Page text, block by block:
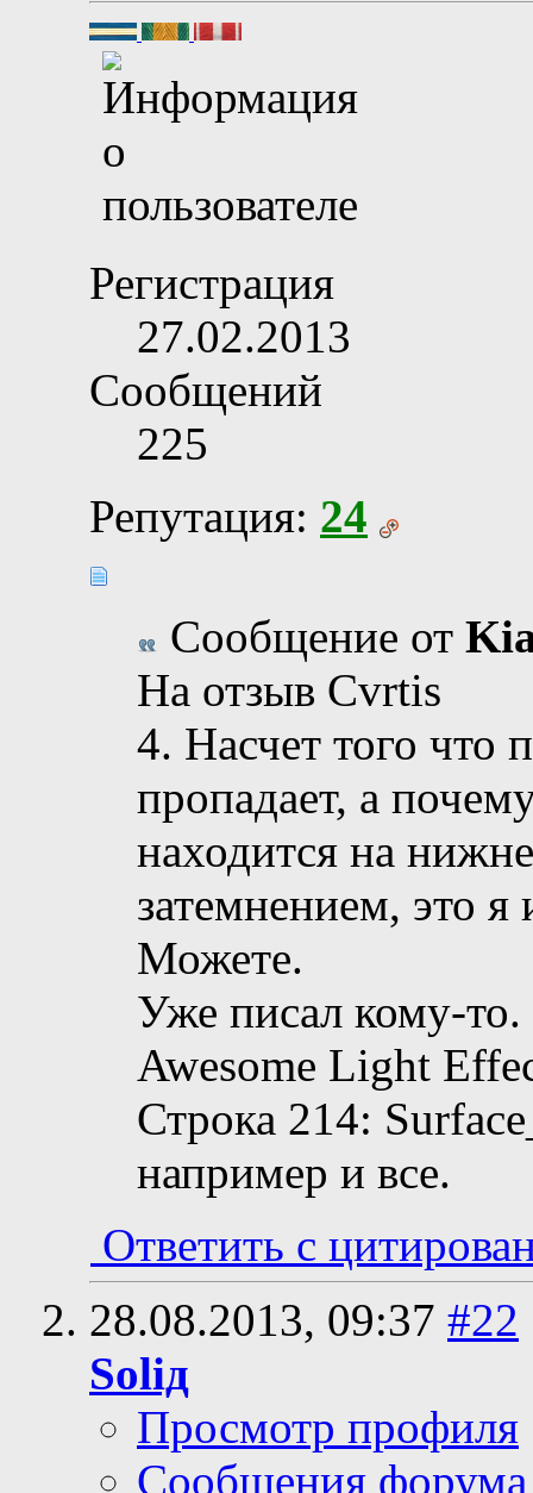
Регистрация
27.02.2013
Сообщений
225
Репутация: 24
Сообщение от
На отзыв Cvrtis
4. Насчет того что
пропадает, а
находится на
затемнением, это я
Можете.
Уже писал кому-то.
Awesome Light
Строка 214:
например и все.
Ответить с
28.08.2013, 09:37 #22
Soliд
Просмотр профиля
Сообщения форума